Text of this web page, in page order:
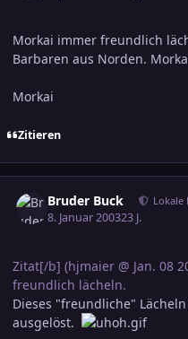
Morkai immer freundlich
Barbaren aus Norden.
Morkai
Zitieren
Bruder Buck Lokale
8. Januar 200323 J.
Zitat[/b] (hjmaier @ Jan. 08
freundlich lächeln.
Dieses "freundliche"
ausgelöst.